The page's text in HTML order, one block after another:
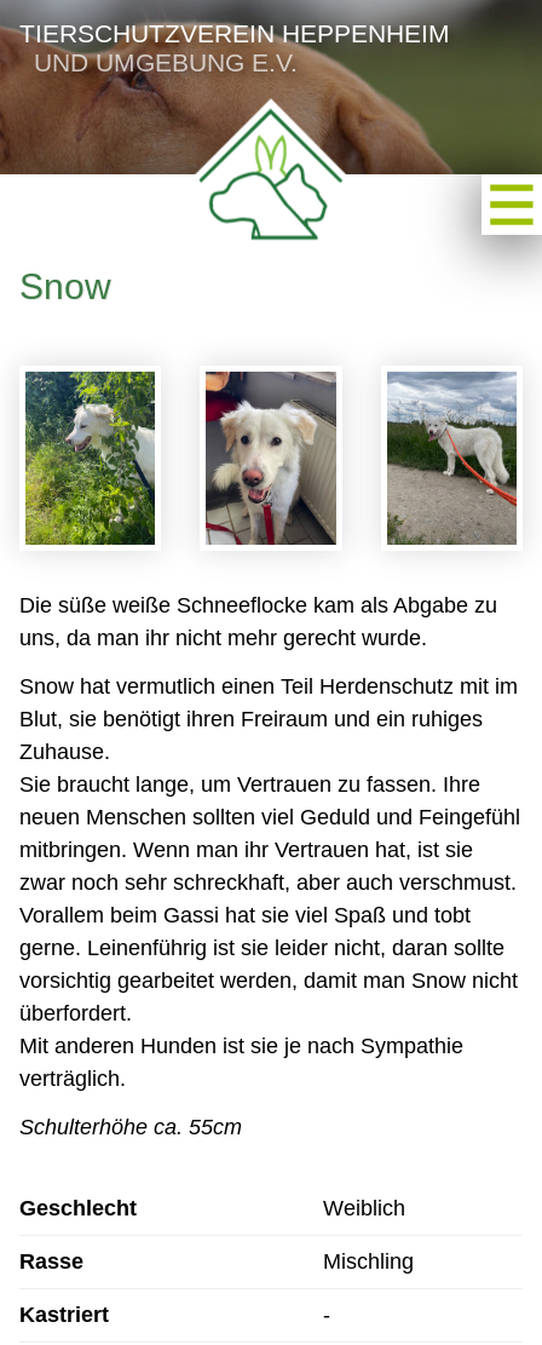
TIERSCHUTZVEREIN HEPPENHEIM
UND UMGEBUNG E.V.
Snow
Die süße weiße Schneeflocke kam als Abgabe zu
uns, da man ihr nicht mehr gerecht wurde.
Snow hat vermutlich einen Teil Herdenschutz mit im
Blut, sie benötigt ihren Freiraum und ein ruhiges
Zuhause.
Sie braucht lange, um Vertrauen zu fassen. Ihre
neuen Menschen sollten viel Geduld und Feingefühl
mitbringen. Wenn man ihr Vertrauen hat, ist sie
zwar noch sehr schreckhaft, aber auch verschmust.
Vorallem beim Gassi hat sie viel Spaß und tobt
gerne. Leinenführig ist sie leider nicht, daran sollte
vorsichtig gearbeitet werden, damit man Snow nicht
überfordert.
Mit anderen Hunden ist sie je nach Sympathie
verträglich.
Schulterhöhe ca. 55cm
Geschlecht Weiblich
Rasse Mischling
Kastriert -